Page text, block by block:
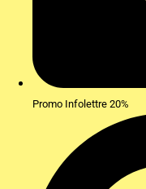
Promo Infolettre 20%